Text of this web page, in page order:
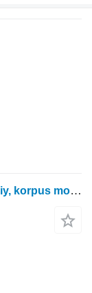
Essieu moteur John Deere Chulok praviy, korpus mosta R344654 pour tracteur à roues John Deere 8100, 8200, 8300, 8400, 8110, 8210, 8310, 8410, 8120, 8220, 8320, 8420, 8520, 8130, 8230, 8330, 8430